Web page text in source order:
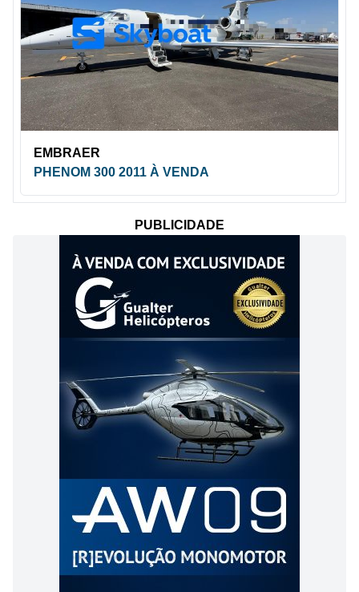
EMBRAER
PHENOM 300 2011 À VENDA
PUBLICIDADE